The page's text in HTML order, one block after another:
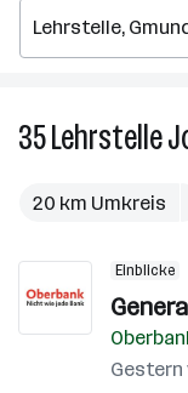
35Lehrstelle
20 km Umkreis
Einblicke